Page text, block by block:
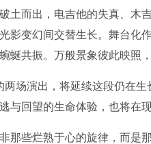
土而出，电吉他的失真、木
影变幻间交替生长。舞台化
蜒共振。万般景象彼此映照
两场演出，将延续这段仍在
与回望的生命体验，也将在
那些烂熟于心的旋律，而是